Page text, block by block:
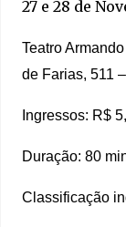
27 e 28 de
Teatro
de Farias, 511
Ingressos: R$
Duração: 80
Classificação